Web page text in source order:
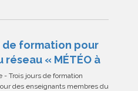
de formation pour
« MÉTÉO à
- Trois jours de formation
des enseignants membres du